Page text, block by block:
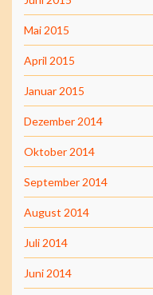
Mai 2015
April 2015
Januar 2015
Dezember 2014
Oktober 2014
September 2014
August 2014
Juli 2014
Juni 2014